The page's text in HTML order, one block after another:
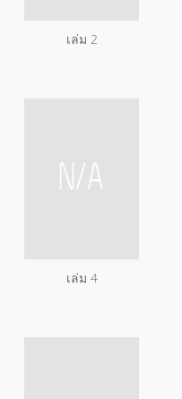
เล่ม 2
เล่ม 4